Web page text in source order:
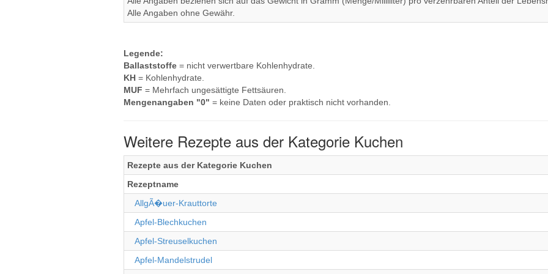
Alle Angaben ohne Gewähr.
Legende:
Ballaststoffe = nicht verwertbare Kohlenhydrate.
KH = Kohlenhydrate.
MUF = Mehrfach ungesättigte Fettsäuren.
Mengenangaben "0" = keine Daten oder praktisch nicht vorhanden.
Weitere Rezepte aus der Kategorie Kuchen
Rezepte aus der Kategorie Kuchen
Rezeptname
AllgÃ�uer-Krauttorte
Apfel-Blechkuchen
Apfel-Streuselkuchen
Apfel-Mandelstrudel